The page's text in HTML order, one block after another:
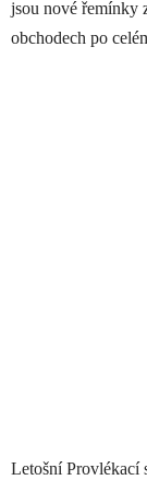
jsou nové řemínky
obchodech po
Letošní Provlékací